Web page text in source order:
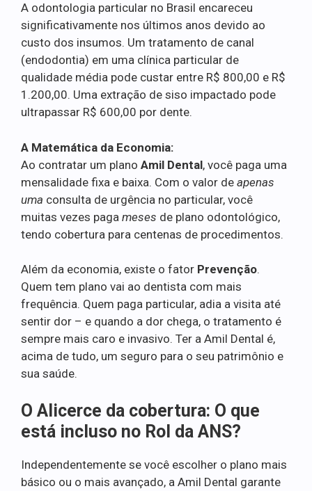
A odontologia particular no Brasil encareceu
significativamente nos últimos anos devido ao
custo dos insumos. Um tratamento de canal
(endodontia) em uma clínica particular de
qualidade média pode custar entre R$ 800,00 e R$
1.200,00. Uma extração de siso impactado pode
ultrapassar R$ 600,00 por dente.
A Matemática da Economia:
Ao contratar um plano Amil Dental, você paga uma
mensalidade fixa e baixa. Com o valor de apenas
uma consulta de urgência no particular, você
muitas vezes paga meses de plano odontológico,
tendo cobertura para centenas de procedimentos.
Além da economia, existe o fator Prevenção.
Quem tem plano vai ao dentista com mais
frequência. Quem paga particular, adia a visita até
sentir dor – e quando a dor chega, o tratamento é
sempre mais caro e invasivo. Ter a Amil Dental é,
acima de tudo, um seguro para o seu patrimônio e
sua saúde.
O Alicerce da cobertura: O que
está incluso no Rol da ANS?
Independentemente se você escolher o plano mais
básico ou o mais avançado, a Amil Dental garante